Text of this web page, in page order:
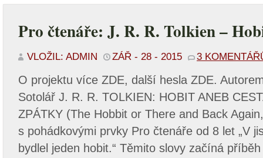
Pro čtenáře: J. R. R. Tolkien –
VLOŽIL: ADMIN ZÁŘ - 28 - 2015 3
O projektu více ZDE, další hesla ZDE.
Sotolář J. R. R. TOLKIEN: HOBIT ANEB
ZPÁTKY (The Hobbit or There and Back
s pohádkovými prvky Pro čtenáře od 8 let „V
bydlel jeden hobit.“ Těmito slovy začíná